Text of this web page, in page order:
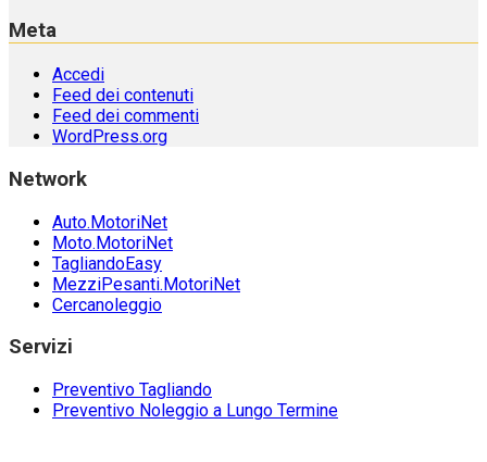
Meta
Accedi
Feed dei contenuti
Feed dei commenti
WordPress.org
Network
Auto.MotoriNet
Moto.MotoriNet
TagliandoEasy
MezziPesanti.MotoriNet
Cercanoleggio
Servizi
Preventivo Tagliando
Preventivo Noleggio a Lungo Termine